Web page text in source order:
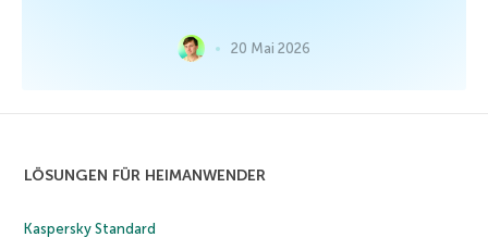
20 Mai 2026
LÖSUNGEN FÜR HEIMANWENDER
Kaspersky Standard